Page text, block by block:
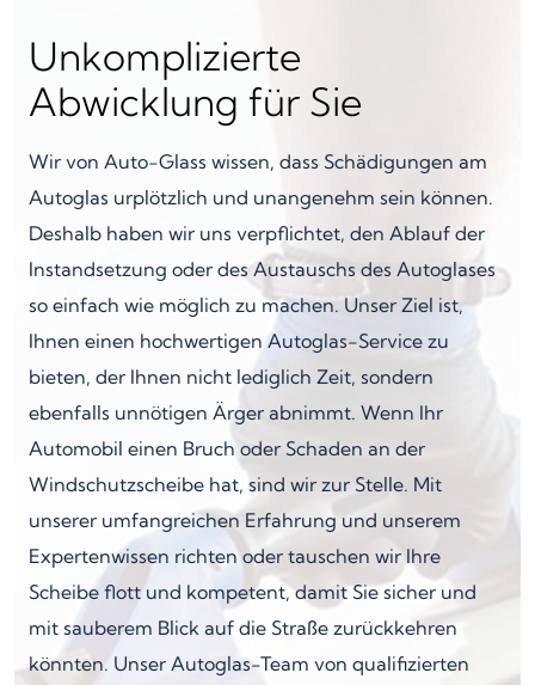
Unkomplizierte
Abwicklung für Sie
Wir von Auto-Glass wissen, dass Schädigungen am
Autoglas urplötzlich und unangenehm sein können.
Deshalb haben wir uns verpflichtet, den Ablauf der
Instandsetzung oder des Austauschs des Autoglases
so einfach wie möglich zu machen. Unser Ziel ist,
Ihnen einen hochwertigen Autoglas-Service zu
bieten, der Ihnen nicht lediglich Zeit, sondern
ebenfalls unnötigen Ärger abnimmt. Wenn Ihr
Automobil einen Bruch oder Schaden an der
Windschutzscheibe hat, sind wir zur Stelle. Mit
unserer umfangreichen Erfahrung und unserem
Expertenwissen richten oder tauschen wir Ihre
Scheibe flott und kompetent, damit Sie sicher und
mit sauberem Blick auf die Straße zurückkehren
könnten. Unser Autoglas-Team von qualifizierten